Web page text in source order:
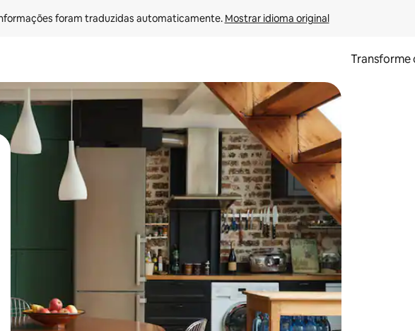
foram traduzidas automaticamente. Mostrar idioma original
Transforme
as teclas de seta para cima e para baixo ou explore com gestos de toque ou deslize.